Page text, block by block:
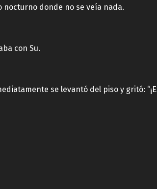
donde no se veía nada.
con Su.
se levantó del piso y gritó: